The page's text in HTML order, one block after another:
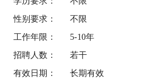
性别要求：
不限
工作年限：
5-10年
招聘人数：
若干
有效日期：
长期有效